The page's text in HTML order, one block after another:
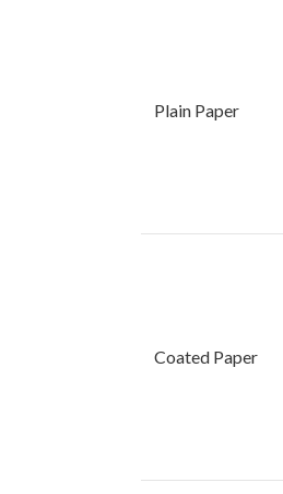
Plain Paper
Coated Paper